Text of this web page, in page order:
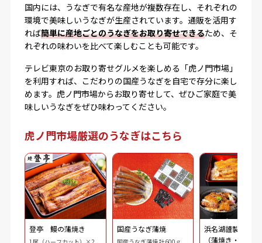
国内には、うなぎで有名な産地が複数存在し、それぞれの
環境で美味しいうなぎが生産されています。通販を活用す
れば簡単に産地ごとのうなぎをお取り寄せできるため、そ
れぞれの味わいを比べて楽しむことも可能です。
テレビ東京のお取り寄せグルメを楽しめる「虎ノ門市場」
を利用すれば、こだわりの国産うなぎを自宅で存分に楽し
めます。虎ノ門市場からお取り寄せして、ぜひご家庭で美
味しいうなぎをぜひ味わってください。
虎ノ門市場厳選のうなぎはこちら
登亭 鰻の蒲焼き 国産うなぎ蒲焼
浜名湖謹製 鰻三
（蒲焼き・刻み